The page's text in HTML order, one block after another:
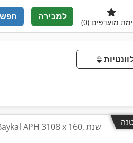
חפש למכירה
מועדפים (0)